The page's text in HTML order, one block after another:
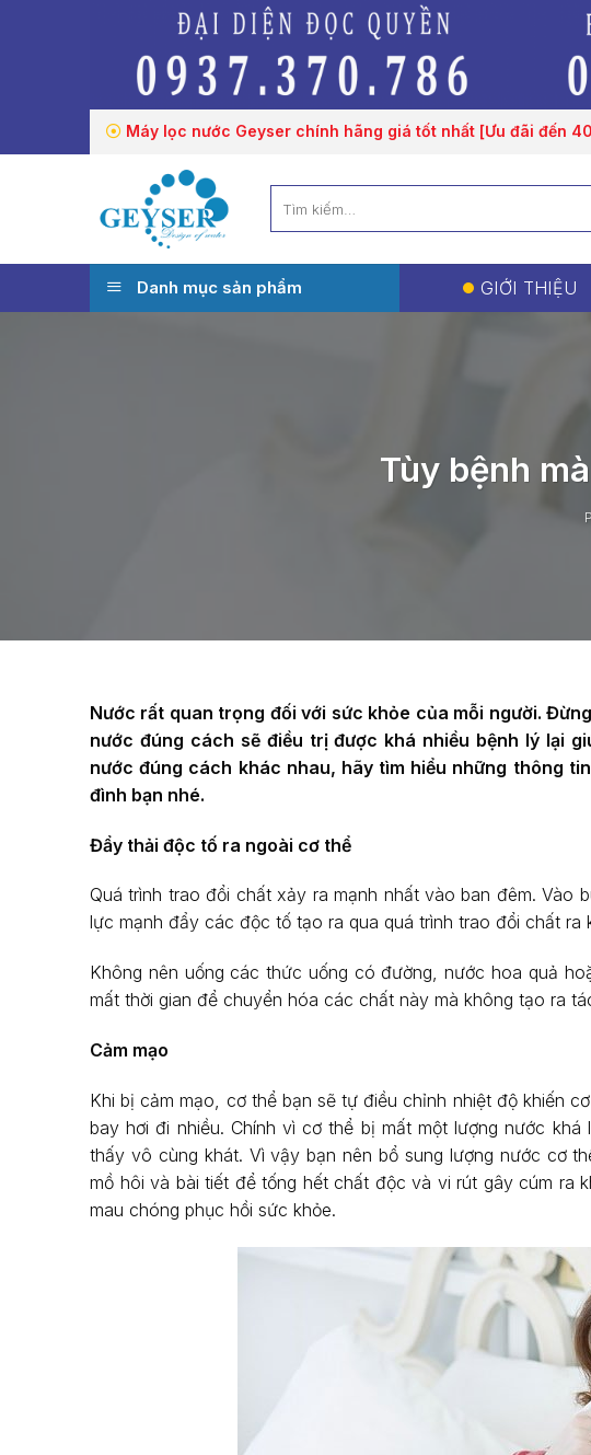
Máy lọc nước Geyser chính hãng giá tốt nhất [Ưu đãi đến
kiếm:
Danh mục sản phẩm GIỚI THIỆU
Tùy bệnh
Nước rất quan trọng đối với sức khỏe của mỗi người.
nước đúng cách sẽ điều trị được khá nhiều bệnh lý lại
nước đúng cách khác nhau, hãy tìm hiểu những thông
đình bạn nhé.
Đẩy thải độc tố ra ngoài cơ thể
Quá trình trao đổi chất xảy ra mạnh nhất vào ban đêm. Vào
lực mạnh đẩy các độc tố tạo ra qua quá trình trao đổi chất ra
Không nên uống các thức uống có đường, nước hoa quả
mất thời gian để chuyển hóa các chất này mà không tạo ra
Cảm mạo
Khi bị cảm mạo, cơ thể bạn sẽ tự điều chỉnh nhiệt độ khiến
bay hơi đi nhiều. Chính vì cơ thể bị mất một lượng nước
thấy vô cùng khát. Vì vậy bạn nên bổ sung lượng nước cơ
mồ hôi và bài tiết để tống hết chất độc và vi rút gây cúm ra
mau chóng phục hồi sức khỏe.